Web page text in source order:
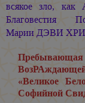
всякое зло,
Благовестия
Марии ДЭВИ
«Великое
Софийной